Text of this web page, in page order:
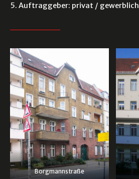
Auftraggeber: privat / gewerblich
Borgmannstraße